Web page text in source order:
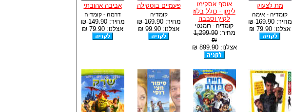
מת לצעוק
קומדיה - אימה
מחיר:169.90 ₪
אצלנו: 79.90 ₪
אוסף אסקימו
לימון - כולל בלוז
לקיץ וסבבה
קומדיה - רומנטי
מחיר:1,299.90
₪
אצלנו: 899.90 ₪
פעמיים בוסקילה
קומדיה
מחיר:169.90 ₪
אצלנו: 99.90 ₪
אביבה אהובתי
דרמה - קומדיה
מחיר:149.90 ₪
אצלנו: 79.90 ₪